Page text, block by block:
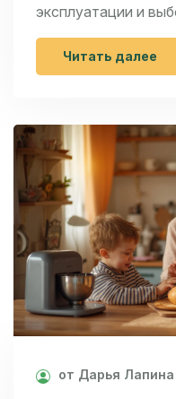
эксплуатации и
условий.
Читать далее
от Дарья Лапина